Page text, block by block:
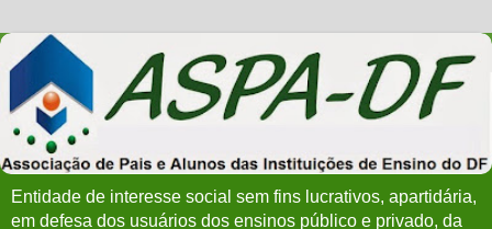
Entidade de interesse social sem fins lucrativos, apartidária,
em defesa dos usuários dos ensinos público e privado, da